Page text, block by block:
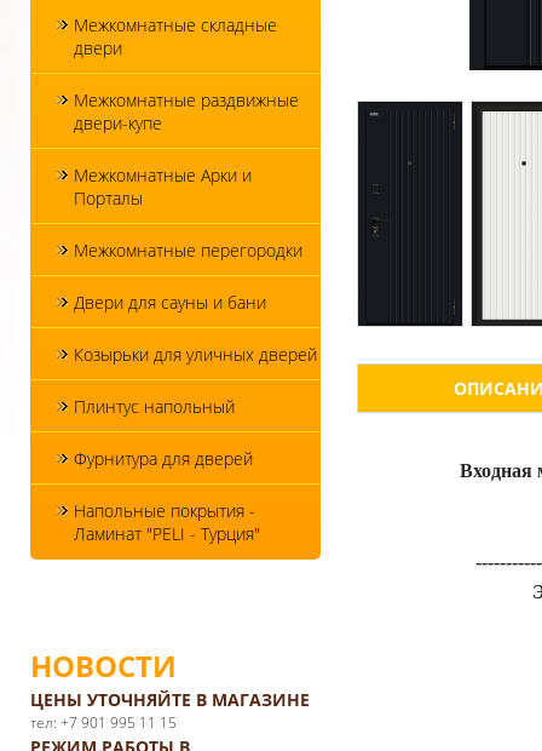
Межкомнатные складные
двери
Межкомнатные раздвижные
двери-купе
Межкомнатные Арки и
Порталы
Межкомнатные перегородки
Двери для сауны и бани
Козырьки для уличных дверей
Плинтус напольный
Фурнитура для дверей
Напольные покрытия -
Ламинат "PELI - Турция"
НОВОСТИ
ЦЕНЫ УТОЧНЯЙТЕ В МАГАЗИНЕ
тел: +7 901 995 11 15
Входная